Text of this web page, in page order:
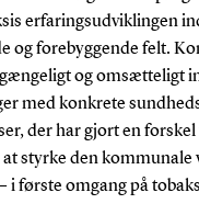
erfaringsudviklingen
og forebyggende felt.
og omsætteligt
med konkrete
der har gjort en
styrke den kommunale
i første omgang på